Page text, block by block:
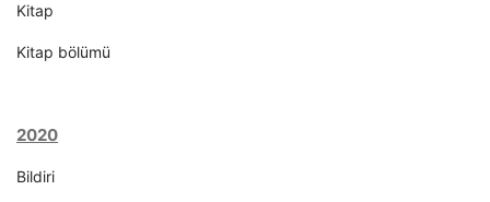
Kitap
Kitap bölümü
2020
Bildiri